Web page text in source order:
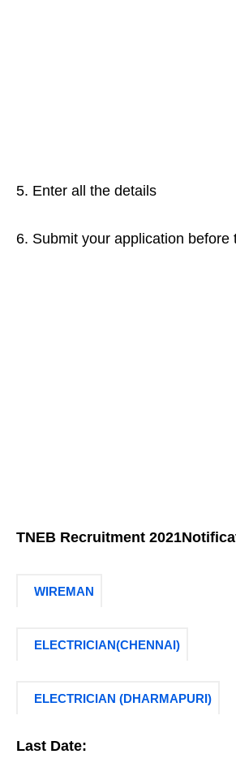
5. Enter all the details
6. Submit your application before
TNEB Recruitment 2021
WIREMAN
ELECTRICIAN(CHENNAI)
ELECTRICIAN (DHARMAPURI)
Last Date: